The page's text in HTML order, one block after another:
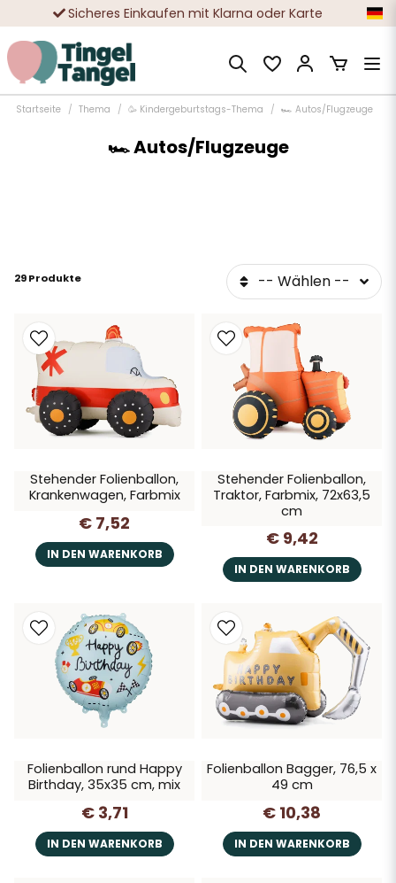
Sicheres Einkaufen mit Klarna oder Karte
Zehntausende zufriedene Kunden
Startseite Thema 🥳 Kindergeburtstags-Thema 🏎️ Autos/Flugzeuge
🏎️ Autos/Flugzeuge
29 Produkte -- Wählen --
Stehender Folienballon,
Krankenwagen, Farbmix
€ 7,52
IN DEN WARENKORB
Stehender Folienballon,
Traktor, Farbmix, 72x63,5
cm
€ 9,42
IN DEN WARENKORB
Folienballon rund Happy
Birthday, 35x35 cm, mix
€ 3,71
IN DEN WARENKORB
Folienballon Bagger, 76,5 x
49 cm
€ 10,38
IN DEN WARENKORB